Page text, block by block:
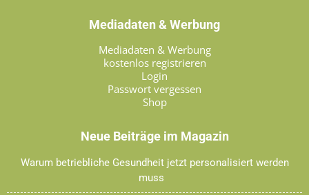
Mediadaten & Werbung
Mediadaten & Werbung
kostenlos registrieren
Login
Passwort vergessen
Shop
Neue Beiträge im Magazin
Warum betriebliche Gesundheit jetzt personalisiert werden
muss